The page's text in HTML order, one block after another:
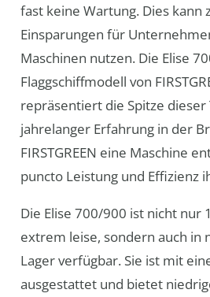
fast keine Wartung. Dies kann
Einsparungen für
Maschinen nutzen. Die Elise
Flaggschiffmodell von
repräsentiert die Spitze dieser
jahrelanger Erfahrung in der
FIRSTGREEN eine Maschine
puncto Leistung und Effizienz
Die Elise 700/900 ist nicht nur
extrem leise, sondern auch in
Lager verfügbar. Sie ist mit
ausgestattet und bietet